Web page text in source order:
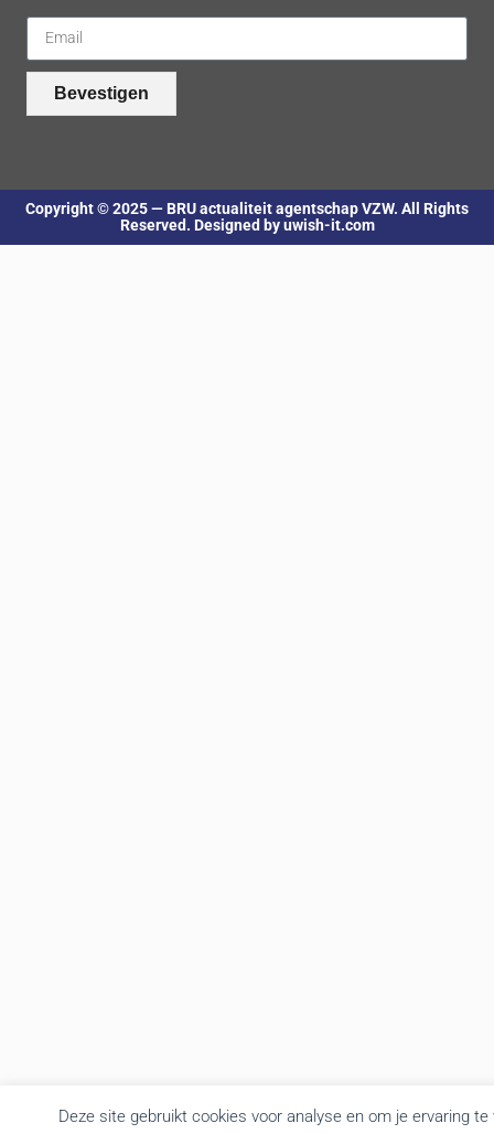
Deze site gebruikt cookies voor analyse en om je ervaring
Bevestigen
Copyright © 2025 — BRU actualiteit agentschap VZW. All Rights
Reserved. Designed by uwish-it.com